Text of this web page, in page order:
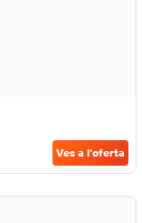
Ves a l'oferta